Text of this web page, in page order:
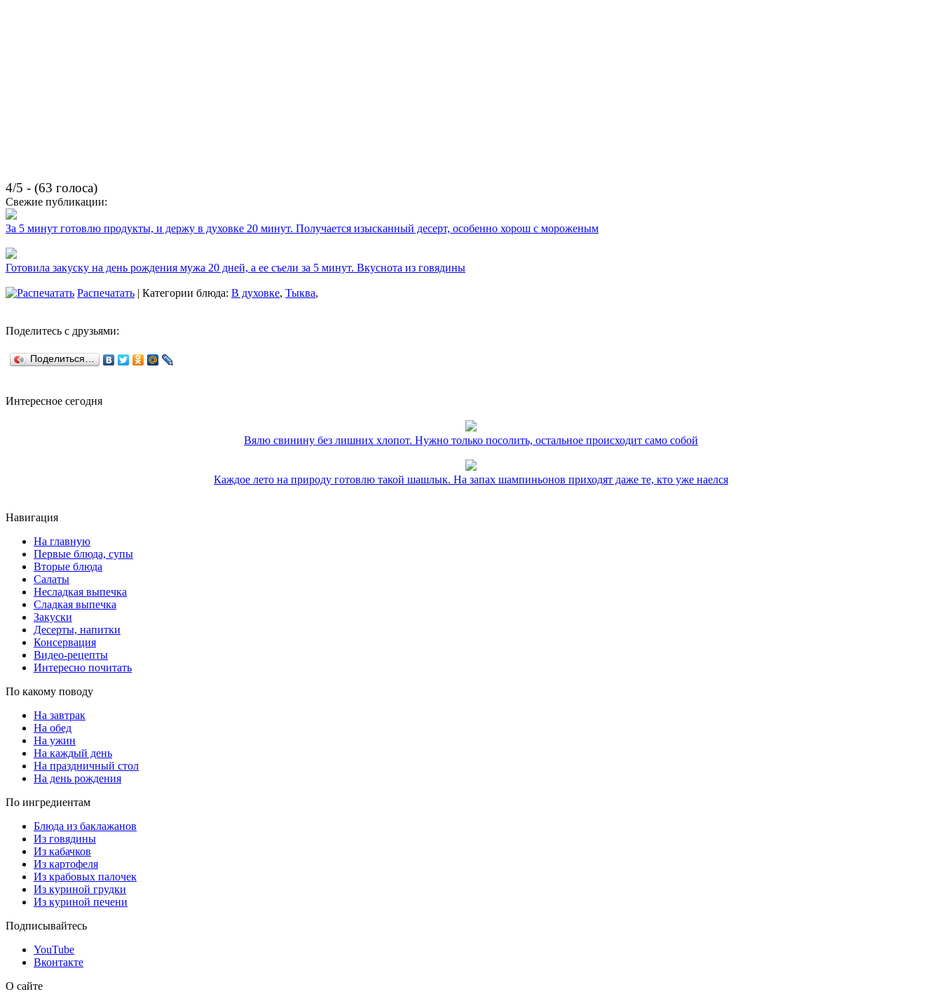
4/5 - (63 голоса)
Свежие публикации:
За 5 минут готовлю продукты, и держу в духовке 20 минут. Получается изысканный десерт, особенно хорош с мороженым
Готовила закуску на день рождения мужа 20 дней, а ее съели за 5 минут. Вкуснота из говядины
Распечатать | Категории блюда: В духовке, Тыква,
Поделитесь с друзьями:
Поделиться…
Интересное сегодня
Вялю свинину без лишних хлопот. Нужно только посолить, остальное происходит само собой
Каждое лето на природу готовлю такой шашлык. На запах шампиньонов приходят даже те, кто уже наелся
Навигация
На главную
Первые блюда, супы
Вторые блюда
Салаты
Несладкая выпечка
Сладкая выпечка
Закуски
Десерты, напитки
Консервация
Видео-рецепты
Интересно почитать
По какому поводу
На завтрак
На обед
На ужин
На каждый день
На праздничный стол
На день рождения
По ингредиентам
Блюда из баклажанов
Из говядины
Из кабачков
Из картофеля
Из крабовых палочек
Из куриной грудки
Из куриной печени
Подписывайтесь
YouTube
Вконтакте
О сайте